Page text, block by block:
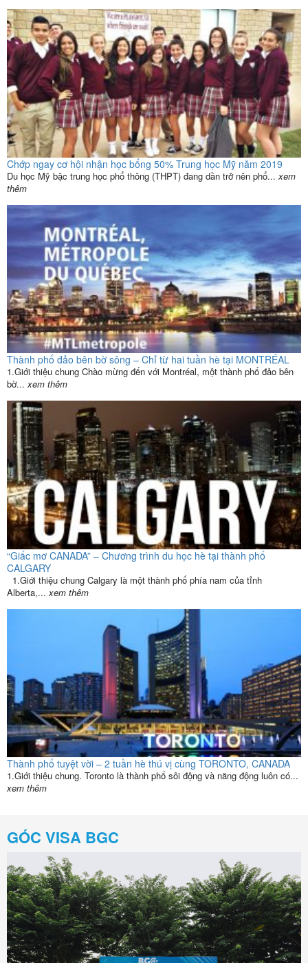
Chớp ngay cơ hội nhận học bổng 50% Trung học Mỹ năm 2019
Du học Mỹ bậc trung học phổ thông (THPT) đang dần trở nên phổ... xem
thêm
Thành phố đảo bên bờ sông – Chỉ từ hai tuần hè tại MONTRÉAL
1.Giới thiệu chung Chào mừng đến với Montréal, một thành phố đảo bên
bờ... xem thêm
“Giấc mơ CANADA” – Chương trình du học hè tại thành phố
CALGARY
1.Giới thiệu chung Calgary là một thành phố phía nam của tỉnh
Alberta,... xem thêm
Thành phố tuyệt vời – 2 tuần hè thú vị cùng TORONTO, CANADA
1.Giới thiệu chung. Toronto là thành phố sôi động và năng động luôn có...
xem thêm
GÓC VISA BGC